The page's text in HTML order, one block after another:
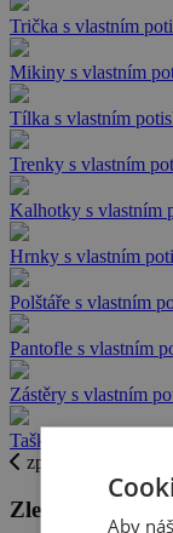
Trička s vlastním
Mikiny s vlastním
Tílka s vlastním
Trenky s vlastním
Kalhotky s vlastním
Hrnky s vlastním
Polštáře s vlastním
Pantofle s vlastním
Zástěry s vlastním
Tašky s vlastním
zpět
Zlevněné zboží
Aby